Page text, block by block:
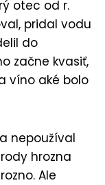
otec od r.
pridal vodu
do
začne kvasiť,
víno aké bolo
nepoužíval
hrozna
Ale